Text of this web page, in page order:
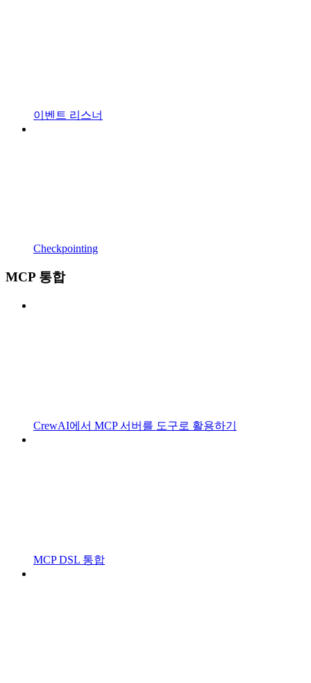
이벤트 리스너
Checkpointing
MCP 통합
CrewAI에서 MCP 서버를 도구로 활용하기
MCP DSL 통합